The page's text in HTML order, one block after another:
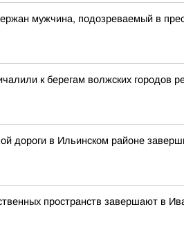
мужчина, подозреваемый в
к берегам волжских городов
дороги в Ильинском районе
пространств завершают в